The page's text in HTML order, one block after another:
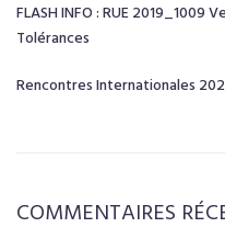
FLASH INFO : RUE 2019_1009
Tolérances
Rencontres Internationales
COMMENTAIRES